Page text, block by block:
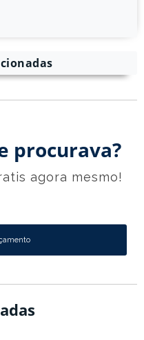
procurava?
agora mesmo!